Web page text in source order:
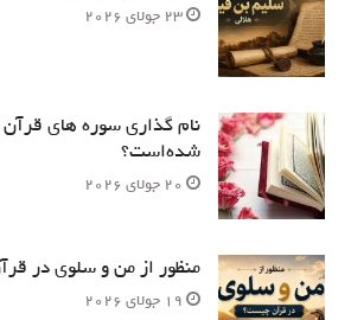
23 جولای 2026
نام‌ گذاری سوره های
شده‌است؟
20 جولای 2026
منظور از من و سلوی در
19 جولای 2026